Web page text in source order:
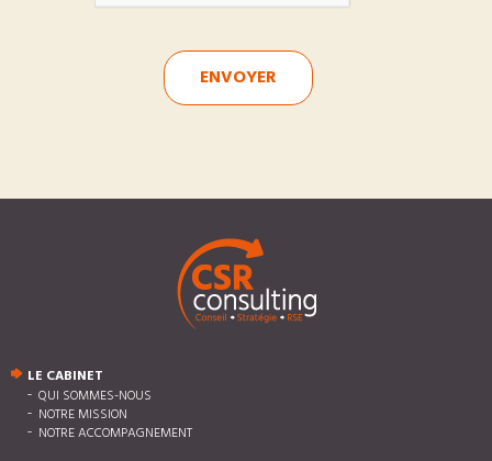
ENVOYER
LE CABINET
QUI SOMMES-NOUS
NOTRE MISSION
NOTRE ACCOMPAGNEMENT